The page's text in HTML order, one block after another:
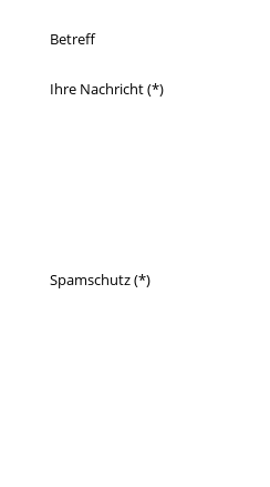
Betreff
Ihre Nachricht (*)
Spamschutz (*)